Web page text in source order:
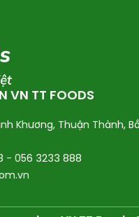
VN TT FOODS
Khương, Thuận Thành,
- 056 3233 888